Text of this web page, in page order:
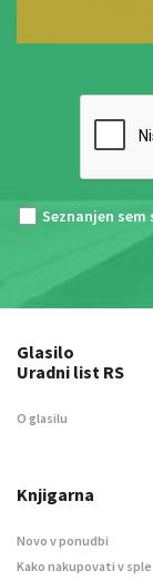
Seznanjen sem
Glasilo
Uradni list RS
O glasilu
Knjigarna
Novo v ponudbi
Kako nakupovati v